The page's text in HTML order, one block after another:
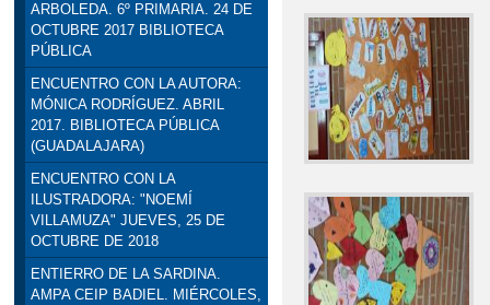
ARBOLEDA. 6º PRIMARIA. 24 DE
OCTUBRE 2017 BIBLIOTECA
PÚBLICA
ENCUENTRO CON LA AUTORA:
MÓNICA RODRÍGUEZ. ABRIL
2017. BIBLIOTECA PÚBLICA
(GUADALAJARA)
ENCUENTRO CON LA
ILUSTRADORA: "NOEMÍ
VILLAMUZA" JUEVES, 25 DE
OCTUBRE DE 2018
ENTIERRO DE LA SARDINA.
AMPA CEIP BADIEL. MIÉRCOLES,